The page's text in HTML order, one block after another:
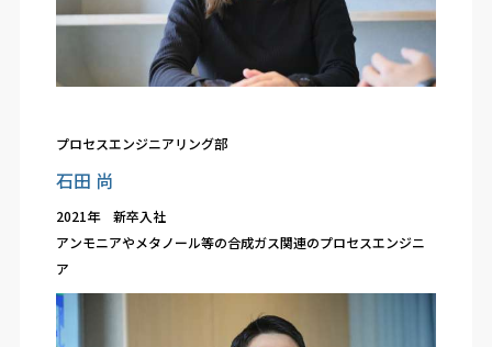
プロセスエンジニアリング部
石田 尚
2021年 新卒入社
アンモニアやメタノール等の合成ガス関連のプロセスエンジニ
ア